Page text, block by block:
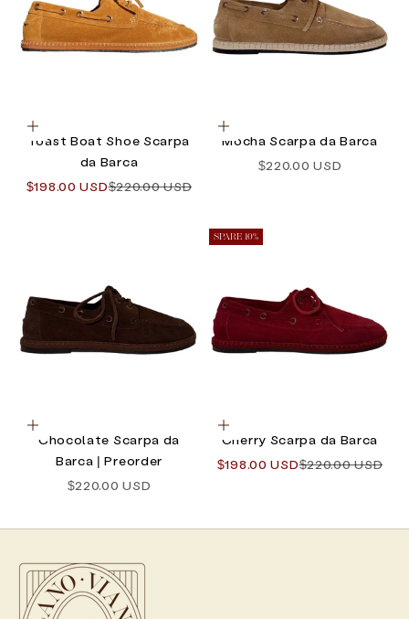
Optionen auswählen
Toast Boat Shoe Scarpa
da Barca
Angebot
$198.00 USDRegulärer Preis
$220.00 USD
Optionen auswählen
Mocha Scarpa da Barca
Angebot
$220.00 USD
Optionen auswählen
Chocolate Scarpa da
Barca | Preorder
Angebot
$220.00 USD
SPARE 10%
Optionen auswählen
Cherry Scarpa da Barca
Angebot
$198.00 USDRegulärer Preis
$220.00 USD